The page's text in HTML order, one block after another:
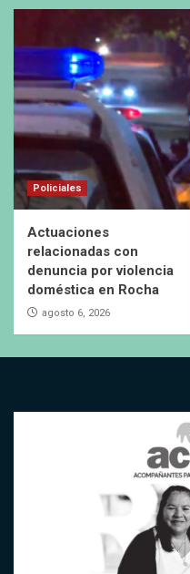
Policiales
Actuaciones
relacionadas con
denuncia por violencia
doméstica en Rocha
agosto 6, 2026